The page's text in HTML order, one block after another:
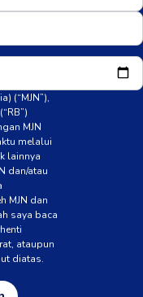
(“MJN”),
MJN
melalui
lainnya
dan/atau
MJN dan
saya baca
ataupun
diatas.